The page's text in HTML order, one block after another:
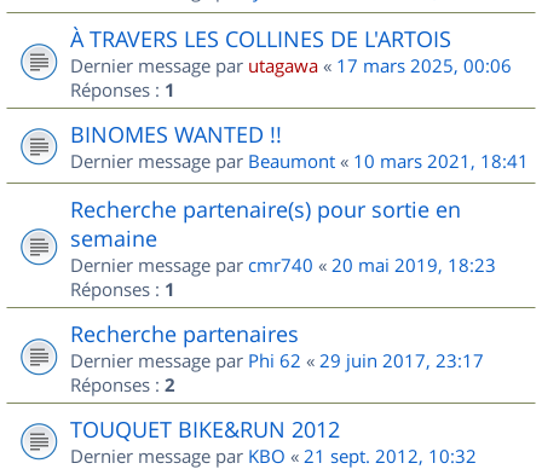
À TRAVERS LES COLLINES DE L'ARTOIS
Dernier message par utagawa « 17 mars 2025, 00:06
Réponses : 1
BINOMES WANTED !!
Dernier message par Beaumont « 10 mars 2021, 18:41
Recherche partenaire(s) pour sortie en
semaine
Dernier message par cmr740 « 20 mai 2019, 18:23
Réponses : 1
Recherche partenaires
Dernier message par Phi 62 « 29 juin 2017, 23:17
Réponses : 2
TOUQUET BIKE&RUN 2012
Dernier message par KBO « 21 sept. 2012, 10:32